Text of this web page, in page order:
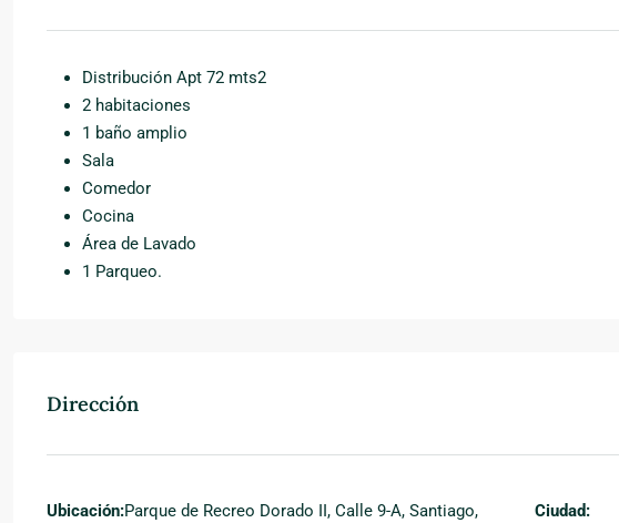
Distribución Apt 72 mts2
2 habitaciones
1 baño amplio
Sala
Comedor
Cocina
Área de Lavado
1 Parqueo.
Dirección
Ubicación:Parque de Recreo Dorado II, Calle 9-A, Santiago,
Ciudad: